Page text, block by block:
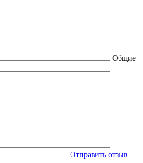
Общие
Отправить отзыв